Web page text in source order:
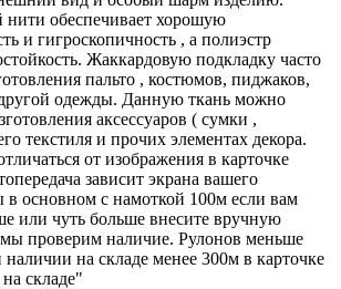
нити обеспечивает хорошую
и гигроскопичность , а полиэстр
Жаккардовую подкладку часто
пальто , костюмов, пиджаков,
одежды. Данную ткань можно
аксессуаров ( сумки ,
текстиля и прочих элементах декора.
от изображения в карточке
зависит экрана вашего
в основном с намоткой 100м если вам
или чуть больше внесите вручную
проверим наличие. Рулонов меньше
на складе менее 300м в карточке
складе"